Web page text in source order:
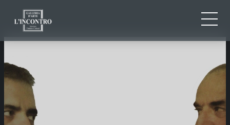
EN
FR
NEWS ED EVENTS
ARTISTES ET ŒUVRES
EXPOSITIONS
CONTACTS